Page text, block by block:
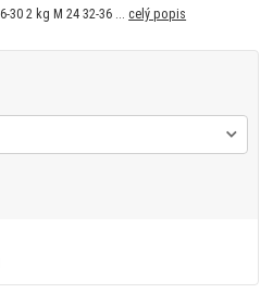
30 2 kg M 24 32-36 ...celý popis